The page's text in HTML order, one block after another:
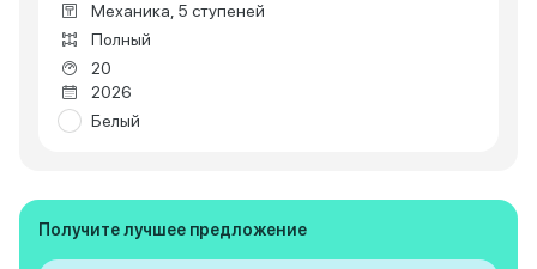
Механика, 5 ступеней
Полный
20
2026
Белый
Получите лучшее предложение